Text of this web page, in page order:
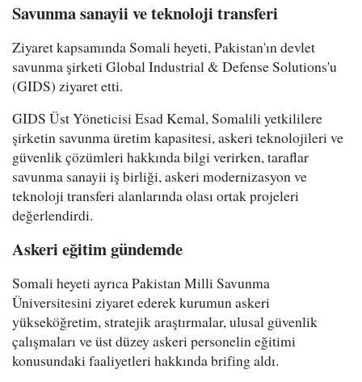
Savunma sanayii ve teknoloji transferi
Ziyaret kapsamında Somali heyeti, Pakistan'ın devlet
savunma şirketi Global Industrial & Defense Solutions'u
(GIDS) ziyaret etti.
GIDS Üst Yöneticisi Esad Kemal, Somalili yetkililere
şirketin savunma üretim kapasitesi, askeri teknolojileri ve
güvenlik çözümleri hakkında bilgi verirken, taraflar
savunma sanayii iş birliği, askeri modernizasyon ve
teknoloji transferi alanlarında olası ortak projeleri
değerlendirdi.
Askeri eğitim gündemde
Somali heyeti ayrıca Pakistan Milli Savunma
Üniversitesini ziyaret ederek kurumun askeri
yükseköğretim, stratejik araştırmalar, ulusal güvenlik
çalışmaları ve üst düzey askeri personelin eğitimi
konusundaki faaliyetleri hakkında brifing aldı.